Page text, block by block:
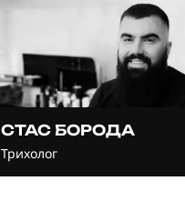
СТАС БОРОДА
Трихолог